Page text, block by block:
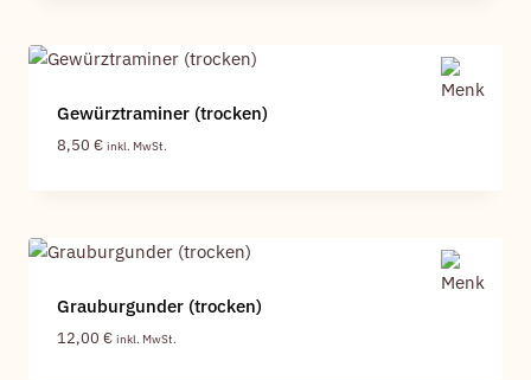
Gewürztraminer (trocken)
8,50 € inkl. MwSt.
Grauburgunder (trocken)
12,00 € inkl. MwSt.